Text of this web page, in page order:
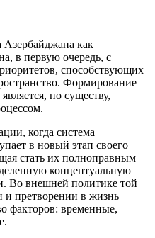
как
в первую очередь, с
способствующих
Формирование
по существу,
когда система
в новый этап своего
стать их полноправным
концептуальную
Во внешней политике той
и претворении в жизнь
факторов: временные,